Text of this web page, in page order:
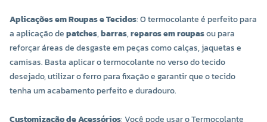
Aplicações em Roupas e Tecidos: O termocolante é perfeito para
a aplicação depatches,barras,reparos em roupasou para
reforçar áreas de desgaste em peças como calças, jaquetas e
camisas. Basta aplicar o termocolante no verso do tecido
desejado, utilizar o ferro para fixação e garantir que o tecido
tenha um acabamento perfeito e duradouro.
Customização de Acessórios: Você pode usar o Termocolante